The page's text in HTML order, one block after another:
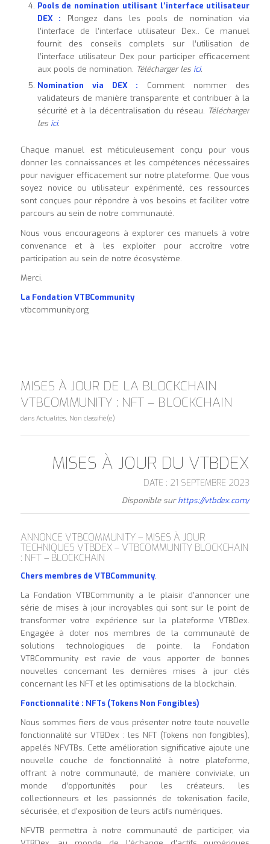
Pools de nomination utilisant l’interface utilisateur
DEX : Plongez dans les pools de nomination via
l’interface de l’interface utilisateur Dex.. Ce manuel
fournit des conseils complets sur l’utilisation de
l’interface utilisateur Dex pour participer efficacement
aux pools de nomination. Télécharger les ici.
Nomination via DEX : Comment nommer des
validateurs de manière transparente et contribuer à la
sécurité et à la décentralisation du réseau. Télécharger
les ici.
Chaque manuel est méticuleusement conçu pour vous
donner les connaissances et les compétences nécessaires
pour naviguer efficacement sur notre plateforme. Que vous
soyez novice ou utilisateur expérimenté, ces ressources
sont conçues pour répondre à vos besoins et faciliter votre
parcours au sein de notre communauté.
Nous vous encourageons à explorer ces manuels à votre
convenance et à les exploiter pour accroître votre
participation au sein de notre écosystème.
Merci,
La Fondation VTBCommunity
vtbcommunity.org
MISES À JOUR DE LA BLOCKCHAIN
VTBCOMMUNITY : NFT – BLOCKCHAIN
dans Actualités, Non classifié(e)
MISES À JOUR DU VTBDEX
DATE : 21 SEPTEMBRE 2023
Disponible surhttps://vtbdex.com/
ANNONCE VTBCOMMUNITY – MISES À JOUR
TECHNIQUES VTBDEX – VTBCOMMUNITY BLOCKCHAIN
: NFT – BLOCKCHAIN
Chers membres de VTBCommunity,
La Fondation VTBCommunity a le plaisir d’annoncer une
série de mises à jour incroyables qui sont sur le point de
transformer votre expérience sur la plateforme VTBDex.
Engagée à doter nos membres de la communauté de
solutions technologiques de pointe, la Fondation
VTBCommunity est ravie de vous apporter de bonnes
nouvelles concernant les dernières mises à jour clés
concernant les NFT et les optimisations de la blockchain.
Fonctionnalité : NFTs (Tokens Non Fongibles)
Nous sommes fiers de vous présenter notre toute nouvelle
fonctionnalité sur VTBDex : les NFT (Tokens non fongibles),
appelés NFVTBs. Cette amélioration significative ajoute une
nouvelle couche de fonctionnalité à notre plateforme,
offrant à notre communauté, de manière conviviale, un
monde d’opportunités pour les créateurs, les
collectionneurs et les passionnés de tokenisation facile,
sécurisée, et d’exposition de leurs actifs numériques.
NFVTB permettra à notre communauté de participer, via